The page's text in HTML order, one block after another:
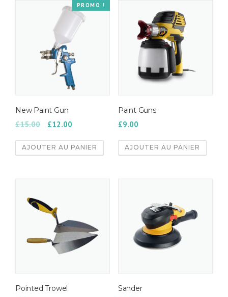
PROMO !
New Paint Gun
£15.00 £12.00
AJOUTER AU PANIER
Paint Guns
£9.00
AJOUTER AU PANIER
Pointed Trowel Sander